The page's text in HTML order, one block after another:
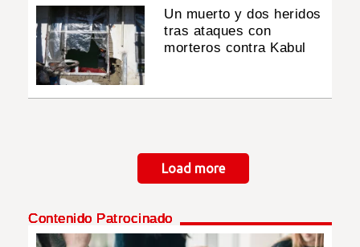
Un muerto y dos heridos
tras ataques con
morteros contra Kabul
Load more
Contenido Patrocinado